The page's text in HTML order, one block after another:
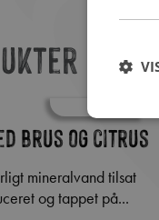
brus og citrus
og tappet på...